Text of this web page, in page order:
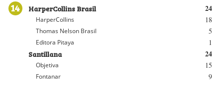
14 24
HarperCollins Brasil
18
HarperCollins
5
Thomas Nelson Brasil
1
Editora Pitaya
24
Santillana
15
Objetiva
9
Fontanar